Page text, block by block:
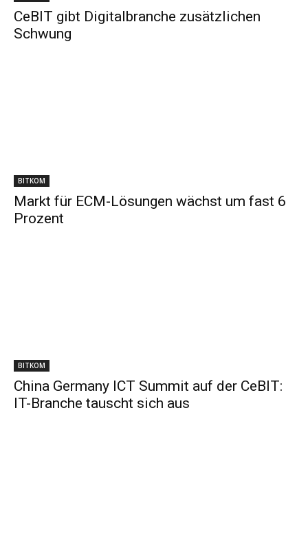
CeBIT gibt Digitalbranche zusätzlichen
Schwung
BITKOM
Markt für ECM-Lösungen wächst um fast 6
Prozent
BITKOM
China Germany ICT Summit auf der CeBIT:
IT-Branche tauscht sich aus